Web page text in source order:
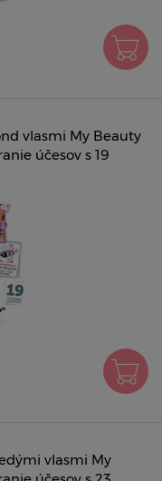
vlasmi My Beauty
účesov s 19
vlasmi My